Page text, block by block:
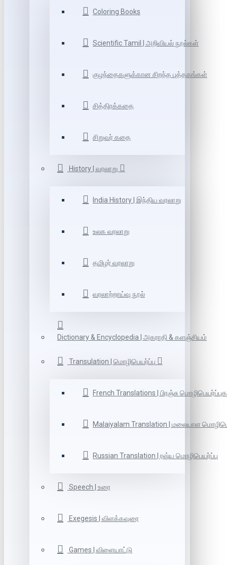
Coloring Books
Scientific Tamil | அறிவியல் நூல்கள்
குழந்தைகளுக்கான சிறந்த புத்தகங்கள்
சித்திரக்கதை
சிறுவர் கதை
History | வரலாறு
India History | இந்திய வரலாறு
உலக வரலாறு
தமிழர் வரலாறு
வரலாற்றாய்வு நூல்
Dictionary & Encyclopedia | அகராதி & களஞ்சியம்
Transulation | மொழிபெயர்ப்பு
French Translations | பிரஞ்சு
Malaiyalam Translation | மலையாள
Russian Translation | ரஷ்ய மொழிபெயர்ப்பு
Speech | உரை
Exegesis | விளக்கவுரை
Games | விளையாட்டு